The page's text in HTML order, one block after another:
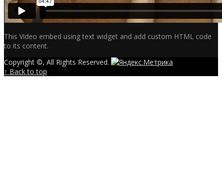
This Video embed using text widget and add custom HTML code
to its content.
Copyright ©, All Rights Reserved.
↑ Back to top